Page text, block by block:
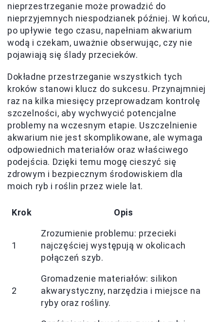
nieprzestrzeganie może prowadzić do
nieprzyjemnych niespodzianek później. W końcu,
po upływie tego czasu, napełniam akwarium
wodą i czekam, uważnie obserwując, czy nie
pojawiają się ślady przecieków.
Dokładne przestrzeganie wszystkich tych
kroków stanowi klucz do sukcesu. Przynajmniej
raz na kilka miesięcy przeprowadzam kontrolę
szczelności, aby wychwycić potencjalne
problemy na wczesnym etapie. Uszczelnienie
akwarium nie jest skomplikowane, ale wymaga
odpowiednich materiałów oraz właściwego
podejścia. Dzięki temu mogę cieszyć się
zdrowym i bezpiecznym środowiskiem dla
moich ryb i roślin przez wiele lat.
Krok Opis
1
Zrozumienie problemu: przecieki
najczęściej występują w okolicach
połączeń szyb.
2
Gromadzenie materiałów: silikon
akwarystyczny, narzędzia i miejsce na
ryby oraz rośliny.